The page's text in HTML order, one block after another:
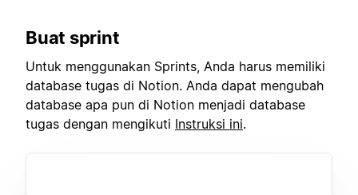
Buat sprint
Untuk menggunakan Sprints, Anda harus memiliki
database tugas di Notion. Anda dapat mengubah
database apa pun di Notion menjadi database
tugas dengan mengikuti Instruksi ini.